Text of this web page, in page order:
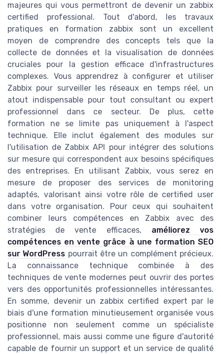
majeures qui vous permettront de devenir un zabbix
certified professional. Tout d'abord, les travaux
pratiques en formation zabbix sont un excellent
moyen de comprendre des concepts tels que la
collecte de données et la visualisation de données
cruciales pour la gestion efficace d'infrastructures
complexes. Vous apprendrez à configurer et utiliser
Zabbix pour surveiller les réseaux en temps réel, un
atout indispensable pour tout consultant ou expert
professionnel dans ce secteur. De plus, cette
formation ne se limite pas uniquement à l'aspect
technique. Elle inclut également des modules sur
l'utilisation de Zabbix API pour intégrer des solutions
sur mesure qui correspondent aux besoins spécifiques
des entreprises. En utilisant Zabbix, vous serez en
mesure de proposer des services de monitoring
adaptés, valorisant ainsi votre rôle de certified user
dans votre organisation. Pour ceux qui souhaitent
combiner leurs compétences en Zabbix avec des
stratégies de vente efficaces, améliorez vos
compétences en vente grâce à une formation SEO
sur WordPress pourrait être un complément précieux.
La connaissance technique combinée à des
techniques de vente modernes peut ouvrir des portes
vers des opportunités professionnelles intéressantes.
En somme, devenir un zabbix certified expert par le
biais d'une formation minutieusement organisée vous
positionne non seulement comme un spécialiste
professionnel, mais aussi comme une figure d'autorité
capable de fournir un support et un service de qualité